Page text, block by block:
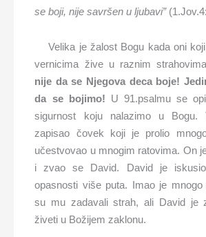
se boji, nije savršen u ljubavi”
Velika je žalost Bogu kada oni
vernicima žive u raznim
nije da se Njegova deca boje!
da se bojimo! U 91.psalmu se
sigurnost koju nalazimo u Bogu.
zapisao čovek koji je prolio
učestvovao u mnogim ratovima. On
i zvao se David. David je
opasnosti više puta. Imao je mnogo
su mu zadavali strah, ali David je
živeti u Božijem zaklonu.